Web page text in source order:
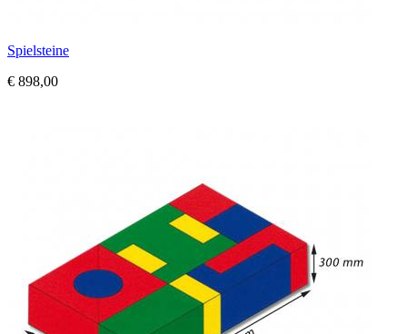
Spielsteine
€ 898,00